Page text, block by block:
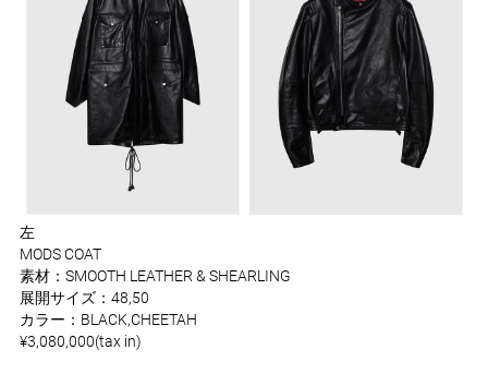
左
MODS COAT
素材：SMOOTH LEATHER & SHEARLING
展開サイズ：48,50
カラー：BLACK,CHEETAH
¥3,080,000(tax in)